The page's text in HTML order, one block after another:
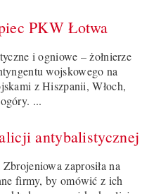
PKW Łotwa
i ogniowe – żołnierze
wojskowego na
z Hiszpanii, Włoch,
...
antybalistycznej
zaprosiła na
firmy, by omówić z ich